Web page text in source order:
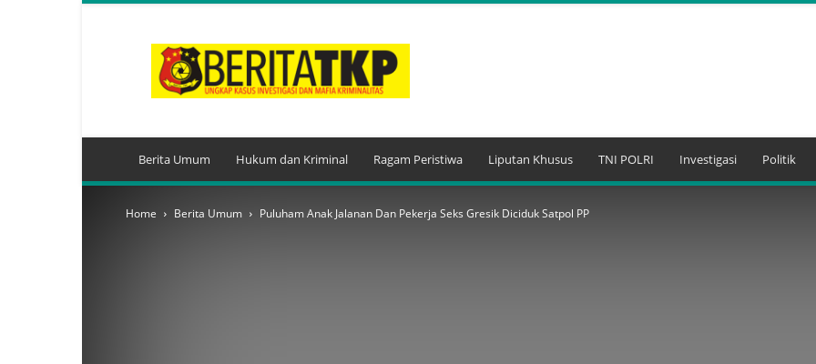
Berita Umum Hukum dan Kriminal Ragam Peristiwa Liputan Khusus TNI POLRI Investigasi Politik
Home Berita Umum Puluham Anak Jalanan Dan Pekerja Seks Gresik Diciduk Satpol PP